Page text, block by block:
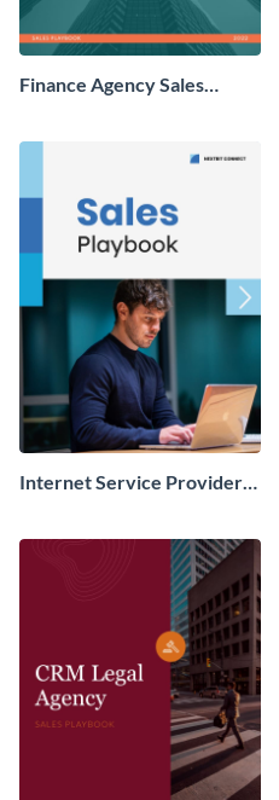
Finance Agency Sales
Internet Service Provider